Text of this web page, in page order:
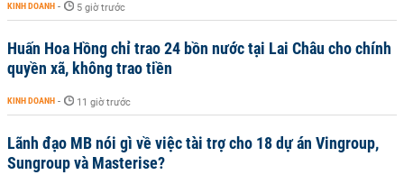
KINH DOANH - 5 giờ trước
Huấn Hoa Hồng chỉ trao 24 bồn nước tại Lai Châu cho chính
quyền xã, không trao tiền
KINH DOANH - 11 giờ trước
Lãnh đạo MB nói gì về việc tài trợ cho 18 dự án Vingroup,
Sungroup và Masterise?